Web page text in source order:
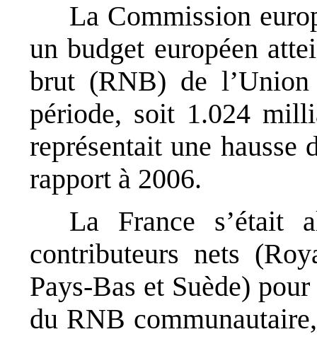
La Commission
un budget européen
brut (RNB) de l’Union
période, soit 1.024
représentait une hausse
rapport à 2006.
La France s’était
contributeurs nets
Pays-Bas et Suède)
du RNB